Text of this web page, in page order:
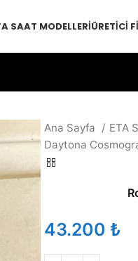
SAAT MODELLERIÜRETICI
Ana Sayfa ETA
Daytona
₺